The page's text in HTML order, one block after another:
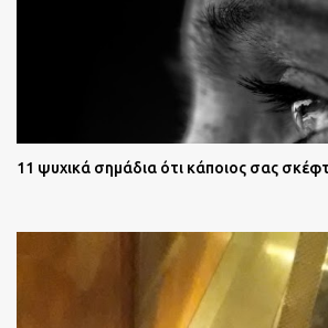
11 ψυχικά σημάδια ότι κάποιος σας